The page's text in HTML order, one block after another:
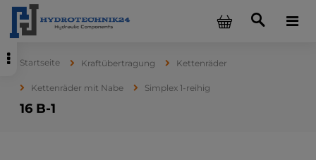
Startseite Kraftübertragung Kettenräder
Kettenräder mit Nabe Simplex 1-reihig
16 B-1